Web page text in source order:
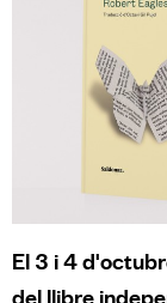
El 3 i 4
del llibre